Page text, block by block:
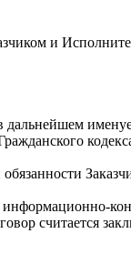
и
считается